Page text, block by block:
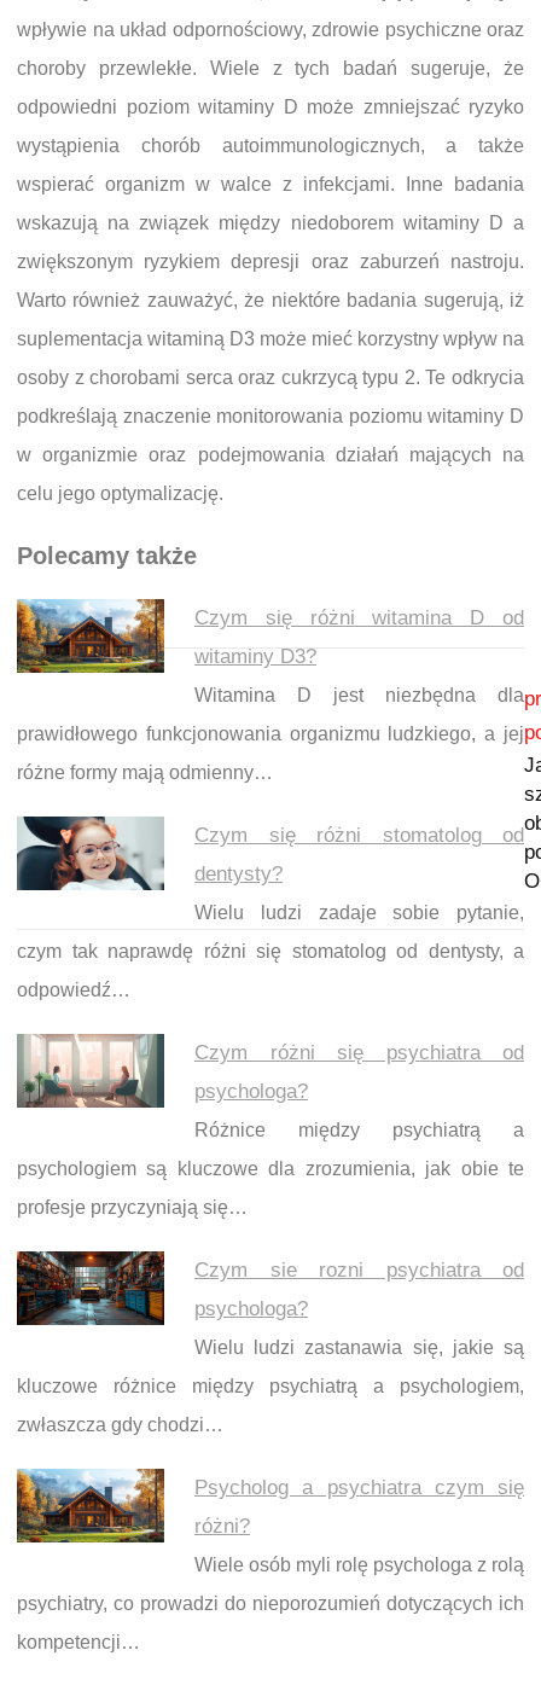
wpływie na układ odpornościowy, zdrowie psychiczne oraz
choroby przewlekłe. Wiele z tych badań sugeruje, że
odpowiedni poziom witaminy D może zmniejszać ryzyko
wystąpienia chorób autoimmunologicznych, a także
wspierać organizm w walce z infekcjami. Inne badania
wskazują na związek między niedoborem witaminy D a
zwiększonym ryzykiem depresji oraz zaburzeń nastroju.
Warto również zauważyć, że niektóre badania sugerują, iż
suplementacja witaminą D3 może mieć korzystny wpływ na
osoby z chorobami serca oraz cukrzycą typu 2. Te odkrycia
podkreślają znaczenie monitorowania poziomu witaminy D
w organizmie oraz podejmowania działań mających na
celu jego optymalizację.
Polecamy także
Czym się różni witamina D od
witaminy D3?
Witamina D jest niezbędna dla
prawidłowego funkcjonowania organizmu ludzkiego, a jej
różne formy mają odmienny…
Czym się różni stomatolog od
dentysty?
Wielu ludzi zadaje sobie pytanie,
czym tak naprawdę różni się stomatolog od dentysty, a
odpowiedź…
Czym różni się psychiatra od
psychologa?
Różnice między psychiatrą a
psychologiem są kluczowe dla zrozumienia, jak obie te
profesje przyczyniają się…
Czym sie rozni psychiatra od
psychologa?
Wielu ludzi zastanawia się, jakie są
kluczowe różnice między psychiatrą a psychologiem,
zwłaszcza gdy chodzi…
Psycholog a psychiatra czym się
różni?
Wiele osób myli rolę psychologa z rolą
psychiatry, co prowadzi do nieporozumień dotyczących ich
kompetencji…
Nawigacja wpisu